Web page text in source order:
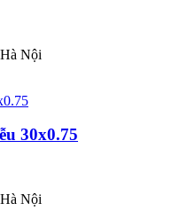
Nội
30x0.75
Nội